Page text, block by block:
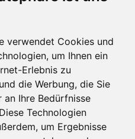
verwendet Cookies und
um Ihnen ein
Erlebnis zu
die Werbung, die Sie
an Ihre Bedürfnisse
Technologien
um Ergebnisse